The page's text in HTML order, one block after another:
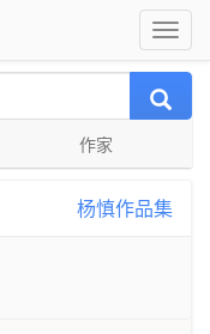
作家
杨慎作品集